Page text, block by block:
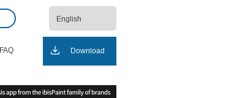
FAQ Download